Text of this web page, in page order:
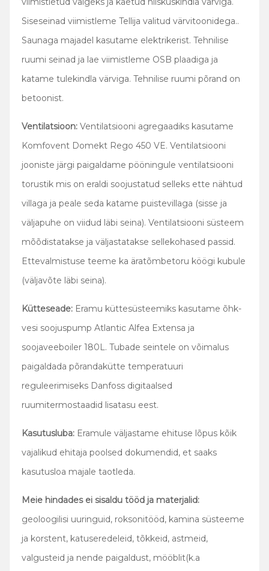
Siseseinad viimistleme Tellija valitud värvitoonidega..
Saunaga majadel kasutame elektrikerist. Tehnilise
ruumi seinad ja lae viimistleme OSB plaadiga ja
katame tulekindla värviga. Tehnilise ruumi põrand on
betoonist.
Ventilatsioon: Ventilatsiooni agregaadiks kasutame
Komfovent Domekt Rego 450 VE. Ventilatsiooni
jooniste järgi paigaldame pööningule ventilatsiooni
torustik mis on eraldi soojustatud selleks ette nähtud
villaga ja peale seda katame puistevillaga (sisse ja
väljapuhe on viidud läbi seina). Ventilatsiooni süsteem
mõõdistatakse ja väljastatakse sellekohased passid.
Ettevalmistuse teeme ka äratõmbetoru köögi kubule
(väljavõte läbi seina).
Kütteseade: Eramu küttesüsteemiks kasutame õhk-
vesi soojuspump Atlantic Alfea Extensa ja
soojaveeboiler 180L. Tubade seintele on võimalus
paigaldada põrandakütte temperatuuri
reguleerimiseks Danfoss digitaalsed
ruumitermostaadid lisatasu eest.
Kasutusluba: Eramule väljastame ehituse lõpus kõik
vajalikud ehitaja poolsed dokumendid, et saaks
kasutusloa majale taotleda.
Meie hindades ei sisaldu tööd ja materjalid:
geoloogilisi uuringuid, roksonitööd, kamina süsteeme
ja korstent, katuseredeleid, tõkkeid, astmeid,
valgusteid ja nende paigaldust, mööblit(k.a